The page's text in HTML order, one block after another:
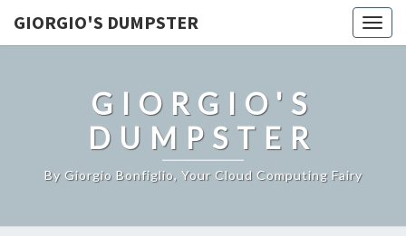
GIORGIO'S DUMPSTER
GIORGIO'S
DUMPSTER
By Giorgio Bonfiglio, Your Cloud Computing Fairy